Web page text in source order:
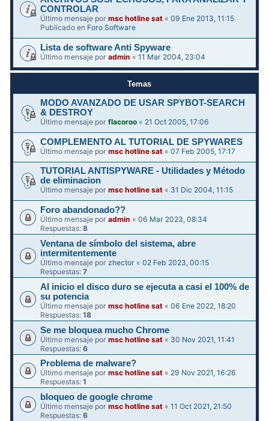
CONTROLAR
Último mensaje pormsc hotline sat «09 Ene 2013, 11:15
Publicado en Foro Software
Lista de software Anti Spyware
Último mensaje poradmin «11 Mar 2004, 23:04
Temas
MODO AVANZADO DE USAR SPYBOT-SEARCH
& DESTROY
Último mensaje porflacoroo « 21 Oct 2005, 17:06
COMPLEMENTO AL TUTORIAL DE SPYWARES
Último mensaje pormsc hotline sat «07 Feb 2005, 17:17
TUTORIAL ANTISPYWARE - Utilidades y Método
de eliminacion
Último mensaje pormsc hotline sat « 31 Dic 2004, 11:15
Foro abandonado??
Último mensaje poradmin «06 Mar 2023, 08:34
Respuestas:8
Ventana de símbolo del sistema, abre
intermitentemente
Último mensaje por zhector «02 Feb 2023, 00:15
Respuestas:7
Al inicio el disco duro se ejecuta a casi el 100% de
su potencia
Último mensaje pormsc hotline sat «06 Ene 2022, 18:20
Respuestas:18
Se me bloquea mucho Chrome
Último mensaje pormsc hotline sat « 30 Nov 2021, 11:41
Respuestas:6
Problema de malware?
Último mensaje pormsc hotline sat « 29 Nov 2021, 16:26
Respuestas:1
bloqueo de google chrome
Último mensaje pormsc hotline sat «11 Oct 2021, 21:50
Respuestas:6